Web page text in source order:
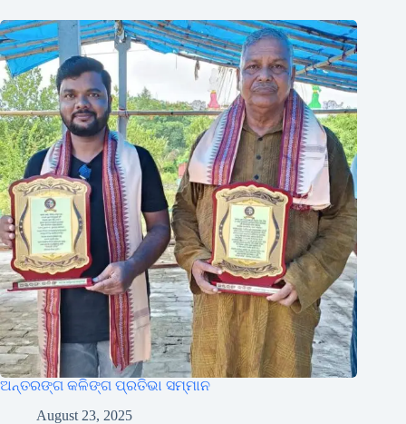
ଅନ୍ତରଙ୍ଗ କଳିଙ୍ଗ ପ୍ରତିଭା ସମ୍ମାନ
August 23, 2025